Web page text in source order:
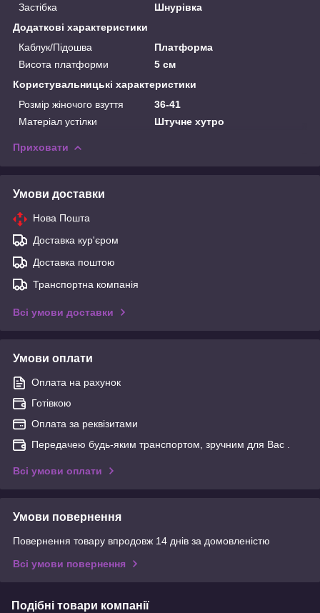
Застібка
Шнурівка
Додаткові характеристики
Каблук/Підошва
Платформа
Висота платформи
5 см
Користувальницькі характеристики
Розмір жіночого взуття
36-41
Матеріал устілки
Штучне хутро
Приховати
Умови доставки
Нова Пошта
Доставка кур'єром
Доставка поштою
Транспортна компанія
Всі умови доставки
Умови оплати
Оплата на рахунок
Готівкою
Оплата за реквізитами
Передачею будь-яким транспортом, зручним для Вас .
Всі умови оплати
Умови повернення
Повернення товару впродовж 14 днів за домовленістю
Всі умови повернення
Подібні товари компанії